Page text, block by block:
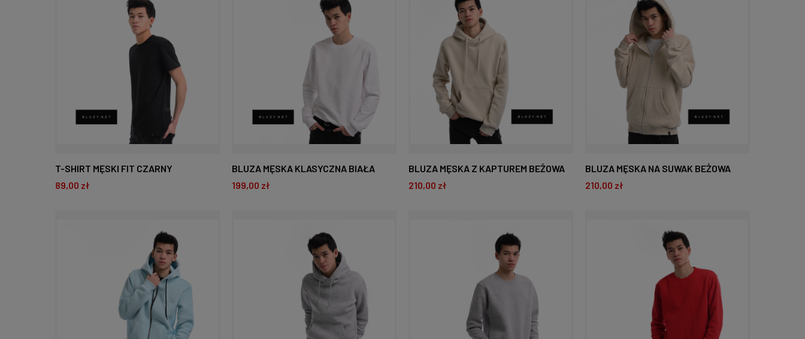
T-SHIRT MĘSKI FIT CZARNY
89,00 zł
BLUZA MĘSKA KLASYCZNA BIAŁA
199,00 zł
BLUZA MĘSKA Z KAPTUREM BEŻOWA
210,00 zł
BLUZA MĘSKA NA SUWAK BEŻOWA
210,00 zł